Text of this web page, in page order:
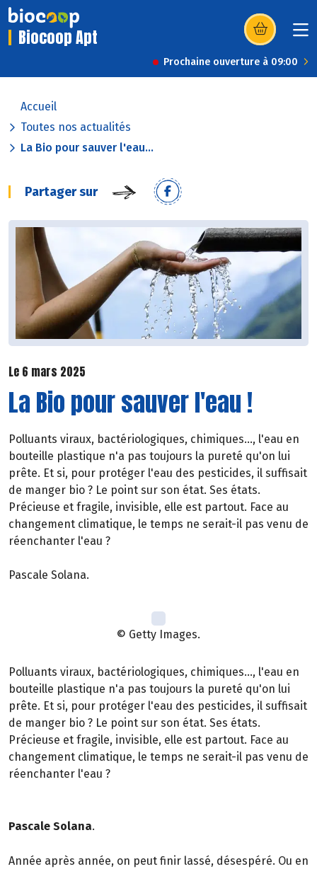
Biocoop Apt (s’ouvre dans
Prochaine ouverture à 09:00
Accueil
Toutes nos actualités
La Bio pour sauver l'eau...
Partager sur
Le 6 mars 2025
La Bio pour sauver l'eau !
Polluants viraux, bactériologiques, chimiques..., l'eau en
bouteille plastique n'a pas toujours la pureté qu'on lui
prête. Et si, pour protéger l'eau des pesticides, il suffisait
de manger bio ? Le point sur son état. Ses états.
Précieuse et fragile, invisible, elle est partout. Face au
changement climatique, le temps ne serait-il pas venu de
réenchanter l'eau ?
Pascale Solana.
© Getty Images.
Polluants viraux, bactériologiques, chimiques..., l'eau en
bouteille plastique n'a pas toujours la pureté qu'on lui
prête. Et si, pour protéger l'eau des pesticides, il suffisait
de manger bio ? Le point sur son état. Ses états.
Précieuse et fragile, invisible, elle est partout. Face au
changement climatique, le temps ne serait-il pas venu de
réenchanter l'eau ?
Pascale Solana.
Année après année, on peut finir lassé, désespéré. Ou en